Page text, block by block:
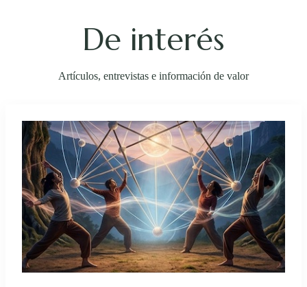
De interés
Artículos, entrevistas e información de valor